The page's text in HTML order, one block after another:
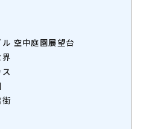
空中庭園展望台
街